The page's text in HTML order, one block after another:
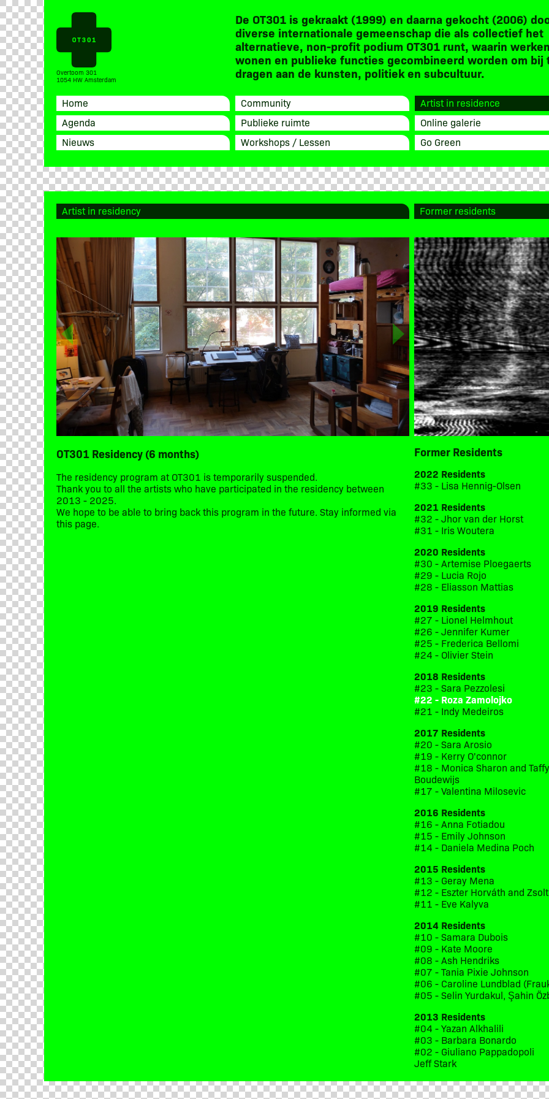
Overtoom 301
1054 HW Amsterdam
De OT301 is gekraakt (1999) en daarna gekocht (2006)
diverse internationale gemeenschap die als collectief het
alternatieve, non-profit podium OT301 runt, waarin
wonen en publieke functies gecombineerd worden om bij
dragen aan de kunsten, politiek en subcultuur.
Home
Agenda
Nieuws
Community
Publieke ruimte
Workshops / Lessen
Artist in residence
Online galerie
Go Green
Artist in residency
OT301 Residency (6 months)
The residency program at OT301 is temporarily suspended.
Thank you to all the artists who have participated in the residency between
2013 - 2025.
We hope to be able to bring back this program in the future. Stay informed via
this page.
Former residents
Former Residents
2022 Residents
#33 - Lisa Hennig-Olsen
2021 Residents
#32 - Jhor van der Horst
#31 - Iris Woutera
2020 Residents
#30 - Artemise Ploegaerts
#29 - Lucia Rojo
#28 - Eliasson Mattias
2019 Residents
#27 - Lionel Helmhout
#26 - Jennifer Kumer
#25 - Frederica Bellomi
#24 - Olivier Stein
2018 Residents
#23 - Sara Pezzolesi
#22 - Roza Zamolojko
#21 - Indy Medeiros
2017 Residents
#20 - Sara Arosio
#19 - Kerry O'connor
#18 - Monica Sharon and Taffy
Boudewijs
#17 - Valentina Milosevic
2016 Residents
#16 - Anna Fotiadou
#15 - Emily Johnson
#14 - Daniela Medina Poch
2015 Residents
#13 - Geray Mena
#12 - Eszter Horváth and
#11 - Eve Kalyva
2014 Residents
#10 - Samara Dubois
#09 - Kate Moore
#08 - Ash Hendriks
#07 - Tania Pixie Johnson
#06 - Caroline Lundblad
#05 - Selin Yurdakul, Şahin
2013 Residents
#04 - Yazan Alkhalili
#03 - Barbara Bonardo
#02 - Giuliano Pappadopoli
Jeff Stark